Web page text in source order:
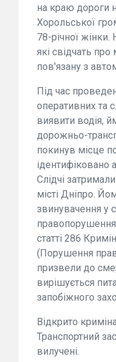
на краю дороги
Хорольської
78-річної жінки.
які свідчать
пов'язану з
Під час
оперативних та
виявити водія,
дорожньо-
покинув місце
ідентифіковано
Слідчі
місті Дніпро.
звинувачення у
статті 286
(Порушення
призвели до
вирішується
запобіжного
Відкрито
Транспортний
вилучені.